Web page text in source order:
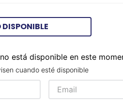
DISPONIBLE
está disponible en este
cuando esté disponible